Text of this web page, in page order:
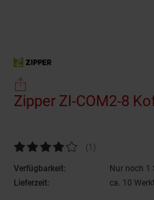
Zipper ZI-COM2-8
Kundenbewertung: 4 von 5 Sternen
(1 )
Verfügbarkeit:
Nur noch 1
Lieferzeit:
ca. 10